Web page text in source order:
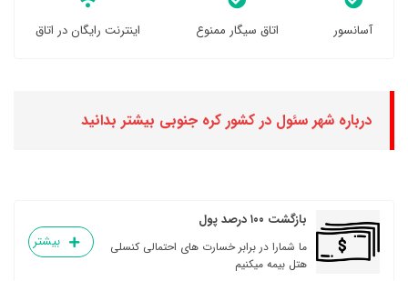
آسانسور اتاق سیگار ممنوع اینترنت رایگان در اتاق
درباره شهر سئول در کشور کره جنوبی بیشتر بدانید
بازگشت ۱۰۰ درصد پول
ما شمارا در برابر خسارت های احتمالی کنسلی
هتل بیمه میکنیم
بیشتر